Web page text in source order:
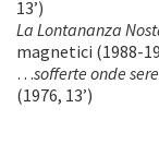
13’)
La Lontananza
magnetici (1988-
…sofferte onde
(1976, 13’)